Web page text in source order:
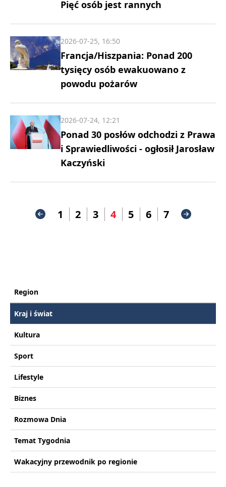
Pięć osób jest rannych
Francja/Hiszpania: Ponad 200
tysięcy osób ewakuowano z
powodu pożarów
2026-07-25, 16:50
Ponad 30 posłów odchodzi z Prawa
i Sprawiedliwości - ogłosił Jarosław
Kaczyński
2026-07-24, 12:21
1 2 3 4 5 6 7
Region
Kraj i świat
Kultura
Sport
Lifestyle
Biznes
Rozmowa Dnia
Temat Tygodnia
Wakacyjny przewodnik po regionie